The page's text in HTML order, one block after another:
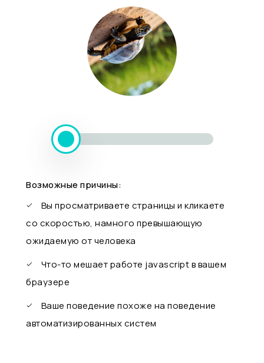
Возможные причины:
Вы просматриваете страницы и кликаете
со скоростью, намного превышающую
ожидаемую от человека
Что-то мешает работе javascript в вашем
браузере
Ваше поведение похоже на поведение
автоматизированных систем